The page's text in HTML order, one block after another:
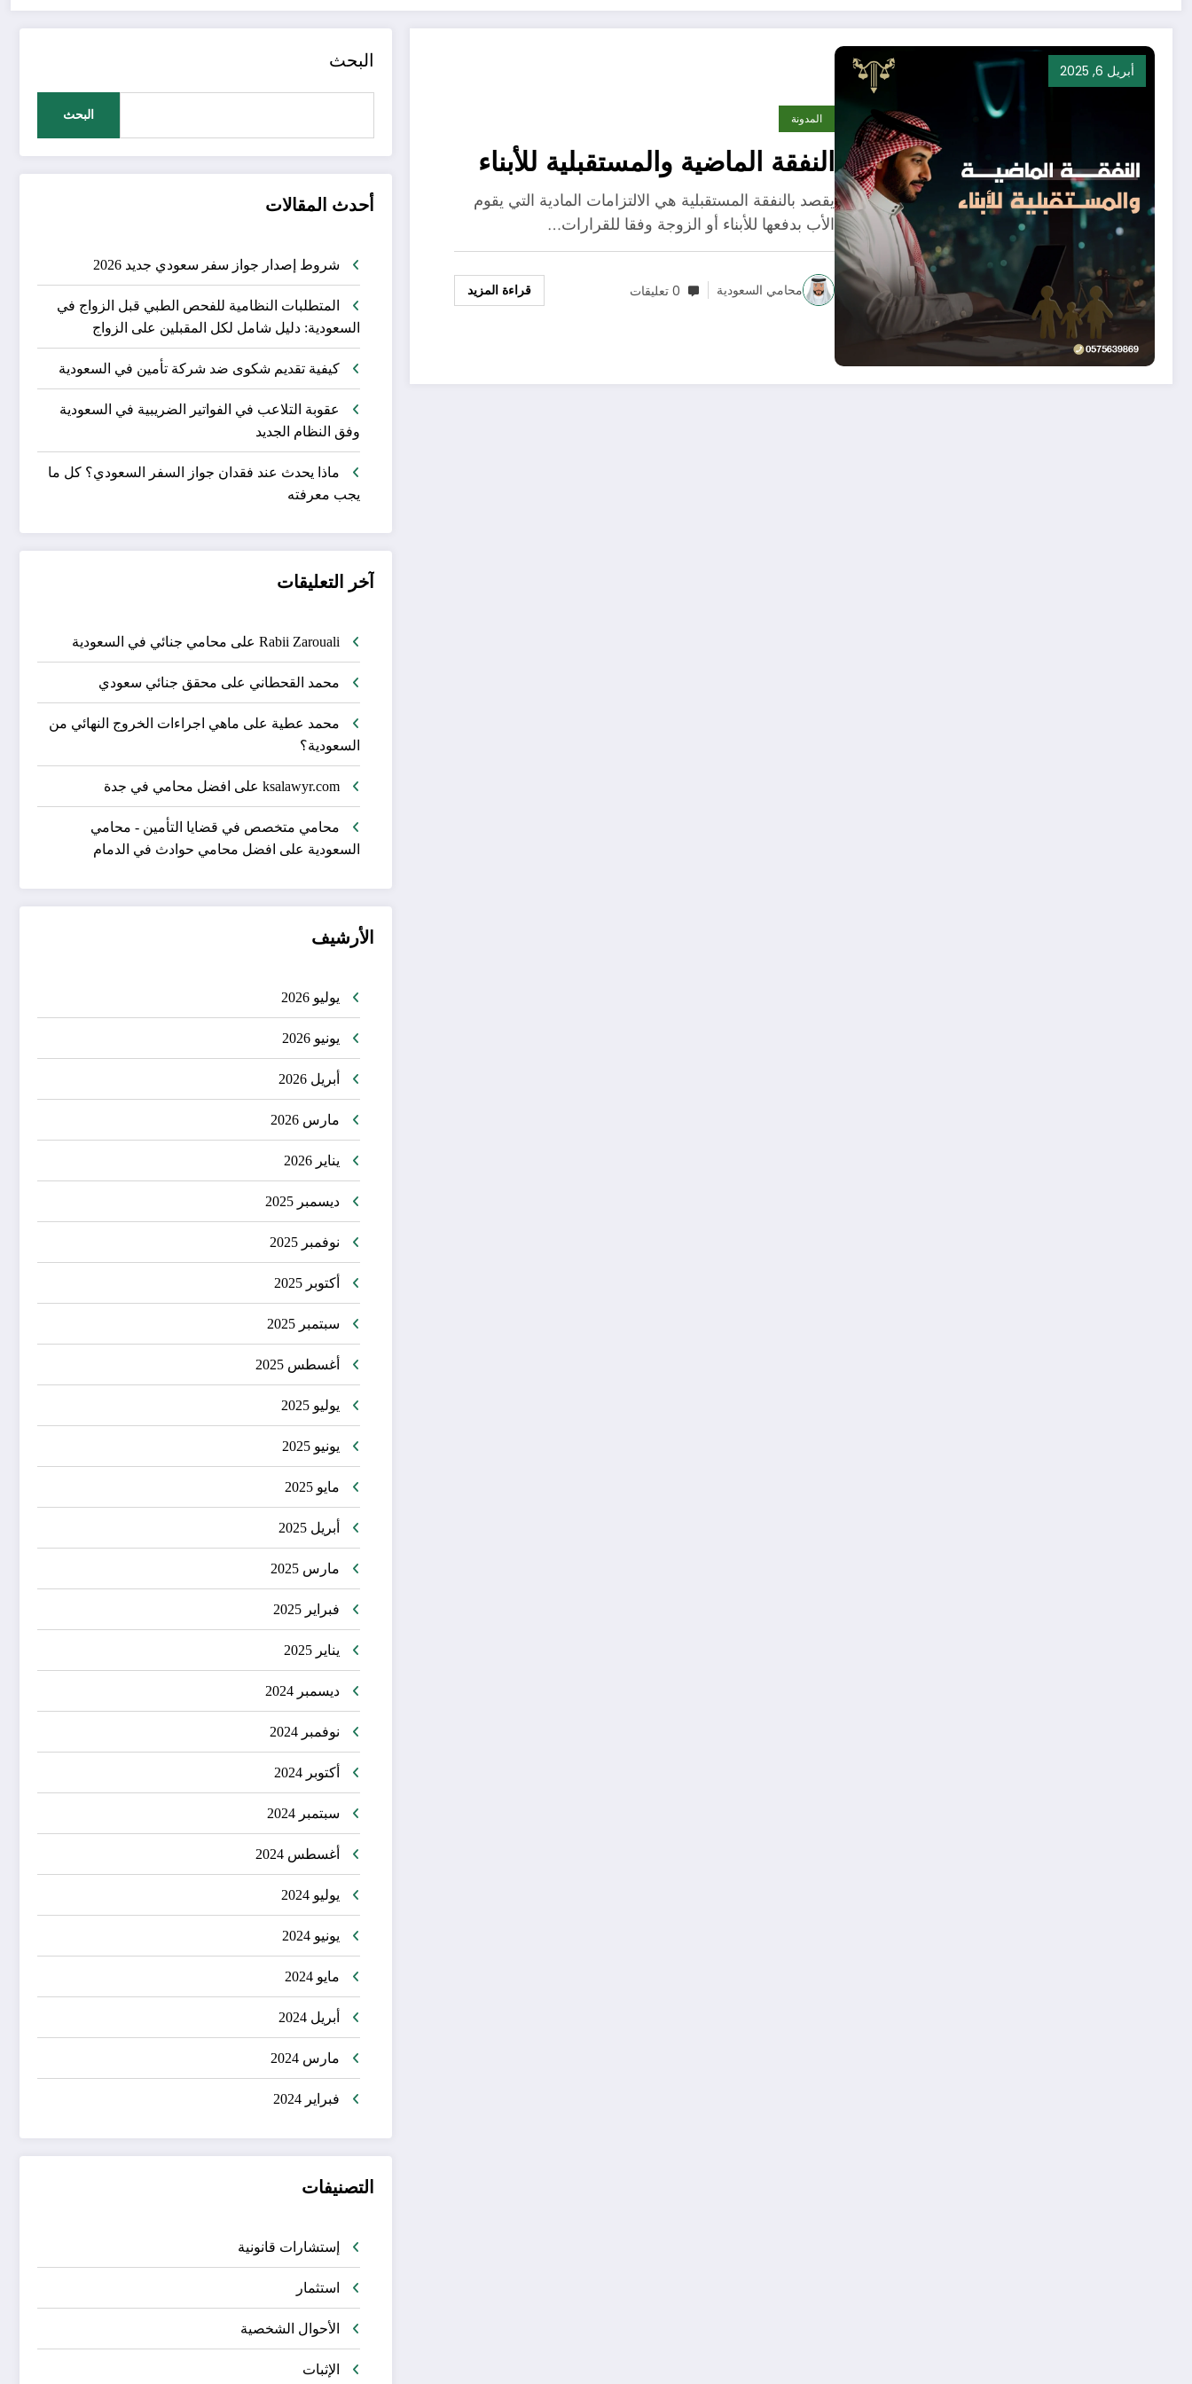
أبريل 6, 2025
المدونة
النفقة الماضية والمستقبلية للأبناء
يقصد بالنفقة المستقبلية هي الالتزامات المادية التي يقوم
الأب بدفعها للأبناء أو الزوجة وفقا للقرارات…
محامي السعودية 0 تعليقات قراءة المزيد
البحث
البحث
أحدث المقالات
شروط إصدار جواز سفر سعودي جديد 2026
المتطلبات النظامية للفحص الطبي قبل الزواج في
السعودية: دليل شامل لكل المقبلين على الزواج
كيفية تقديم شكوى ضد شركة تأمين في السعودية
عقوبة التلاعب في الفواتير الضريبية في السعودية
وفق النظام الجديد
ماذا يحدث عند فقدان جواز السفر السعودي؟ كل ما
يجب معرفته
آخر التعليقات
Rabii Zarouali على محامي جنائي في السعودية
محمد القحطاني على محقق جنائي سعودي
محمد عطية على ماهي اجراءات الخروج النهائي من
السعودية؟
ksalawyr.com على افضل محامي في جدة
محامي متخصص في قضايا التأمين - محامي
السعودية على افضل محامي حوادث في الدمام
الأرشيف
يوليو 2026
يونيو 2026
أبريل 2026
مارس 2026
يناير 2026
ديسمبر 2025
نوفمبر 2025
أكتوبر 2025
سبتمبر 2025
أغسطس 2025
يوليو 2025
يونيو 2025
مايو 2025
أبريل 2025
مارس 2025
فبراير 2025
يناير 2025
ديسمبر 2024
نوفمبر 2024
أكتوبر 2024
سبتمبر 2024
أغسطس 2024
يوليو 2024
يونيو 2024
مايو 2024
أبريل 2024
مارس 2024
فبراير 2024
التصنيفات
إستشارات قانونية
استثمار
الأحوال الشخصية
الإثبات